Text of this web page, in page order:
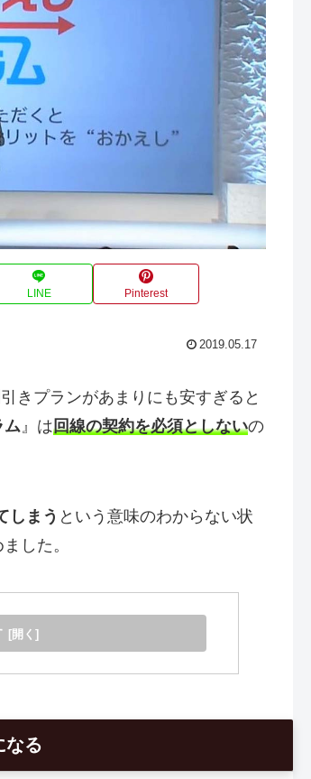
LINE Pinterest
2019.05.17
きプランがあまりにも安すぎると
ム 』は回線の契約を必須としないの
しまう という意味のわからない状
した。
なる